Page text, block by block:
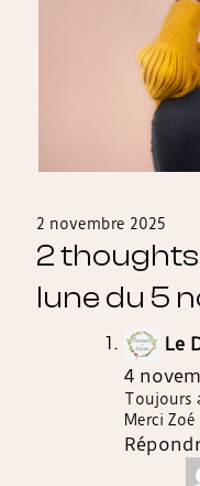
2 novembre 2025
2 thoughts
lune du 5
Le
4
Toujours
Merci